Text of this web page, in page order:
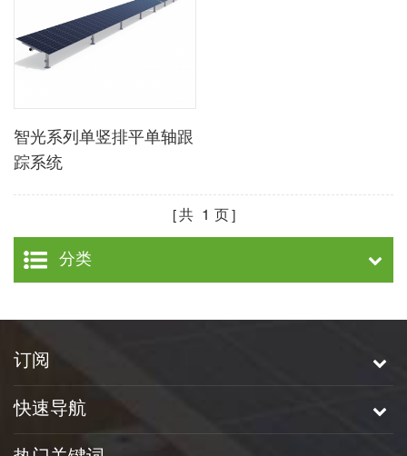
智光系列单竖排平单轴跟
踪系统
共 1 页
分类
订阅
快速导航